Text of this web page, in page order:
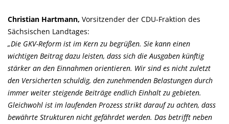
Christian Hartmann, Vorsitzender der CDU-Fraktion des
Sächsischen Landtages:
Die GKV-Reform ist im Kern zu begrüßen. Sie kann einen
wichtigen Beitrag dazu leisten, dass sich die Ausgaben künftig
stärker an den Einnahmen orientieren. Wir sind es nicht zuletzt
den Versicherten schuldig, den zunehmenden Belastungen durch
immer weiter steigende Beiträge endlich Einhalt zu gebieten.
Gleichwohl ist im laufenden Prozess strikt darauf zu achten, dass
bewährte Strukturen nicht gefährdet werden. Das betrifft neben